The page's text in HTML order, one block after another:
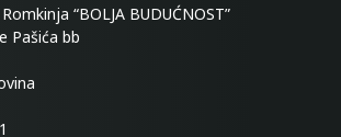
“BOLJA BUDUĆNOST”
Pašića bb